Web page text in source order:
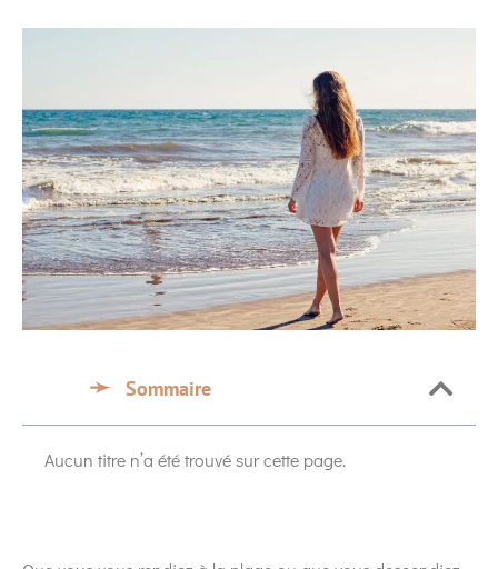
Sommaire
Aucun titre n’a été trouvé sur cette page.